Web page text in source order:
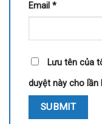
Email *
Lưu tên của
duyệt này cho lần